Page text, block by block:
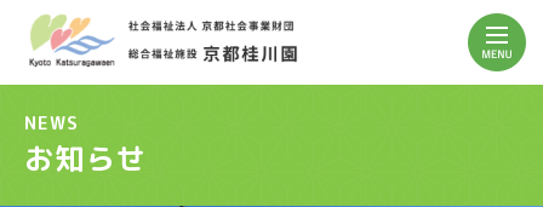
NEWS
お知らせ